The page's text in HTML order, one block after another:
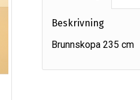
Beskrivning
Brunnskopa 235 cm